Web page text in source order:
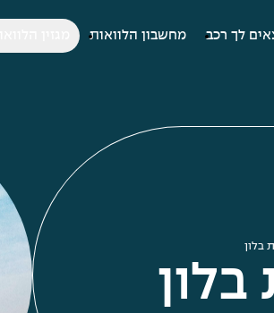
לך רכב מחשבון הלוואות
בלון
בלון